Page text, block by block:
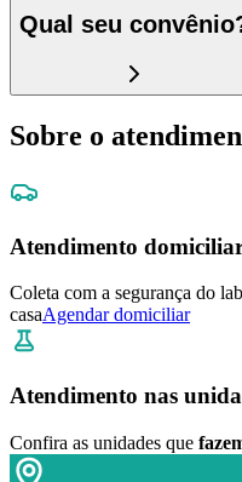
Qual seu
Sobre o
Atendimento
Coleta com a segurança do
casaAgendar domiciliar
Atendimento nas
Confira as unidades que